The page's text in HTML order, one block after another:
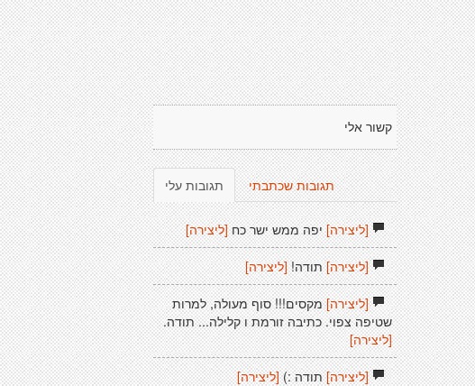
קשור אלי
תגובות עלי תגובות שכתבתי
[ליצירה]יפה ממש ישר כח [ליצירה]
[ליצירה]תודה! [ליצירה]
[ליצירה]מקסים!!! סוף מעולה, למרות
שטיפה צפוי. כתיבה זורמת ו קלילה... תודה.
[ליצירה]
[ליצירה]תודה :) [ליצירה]